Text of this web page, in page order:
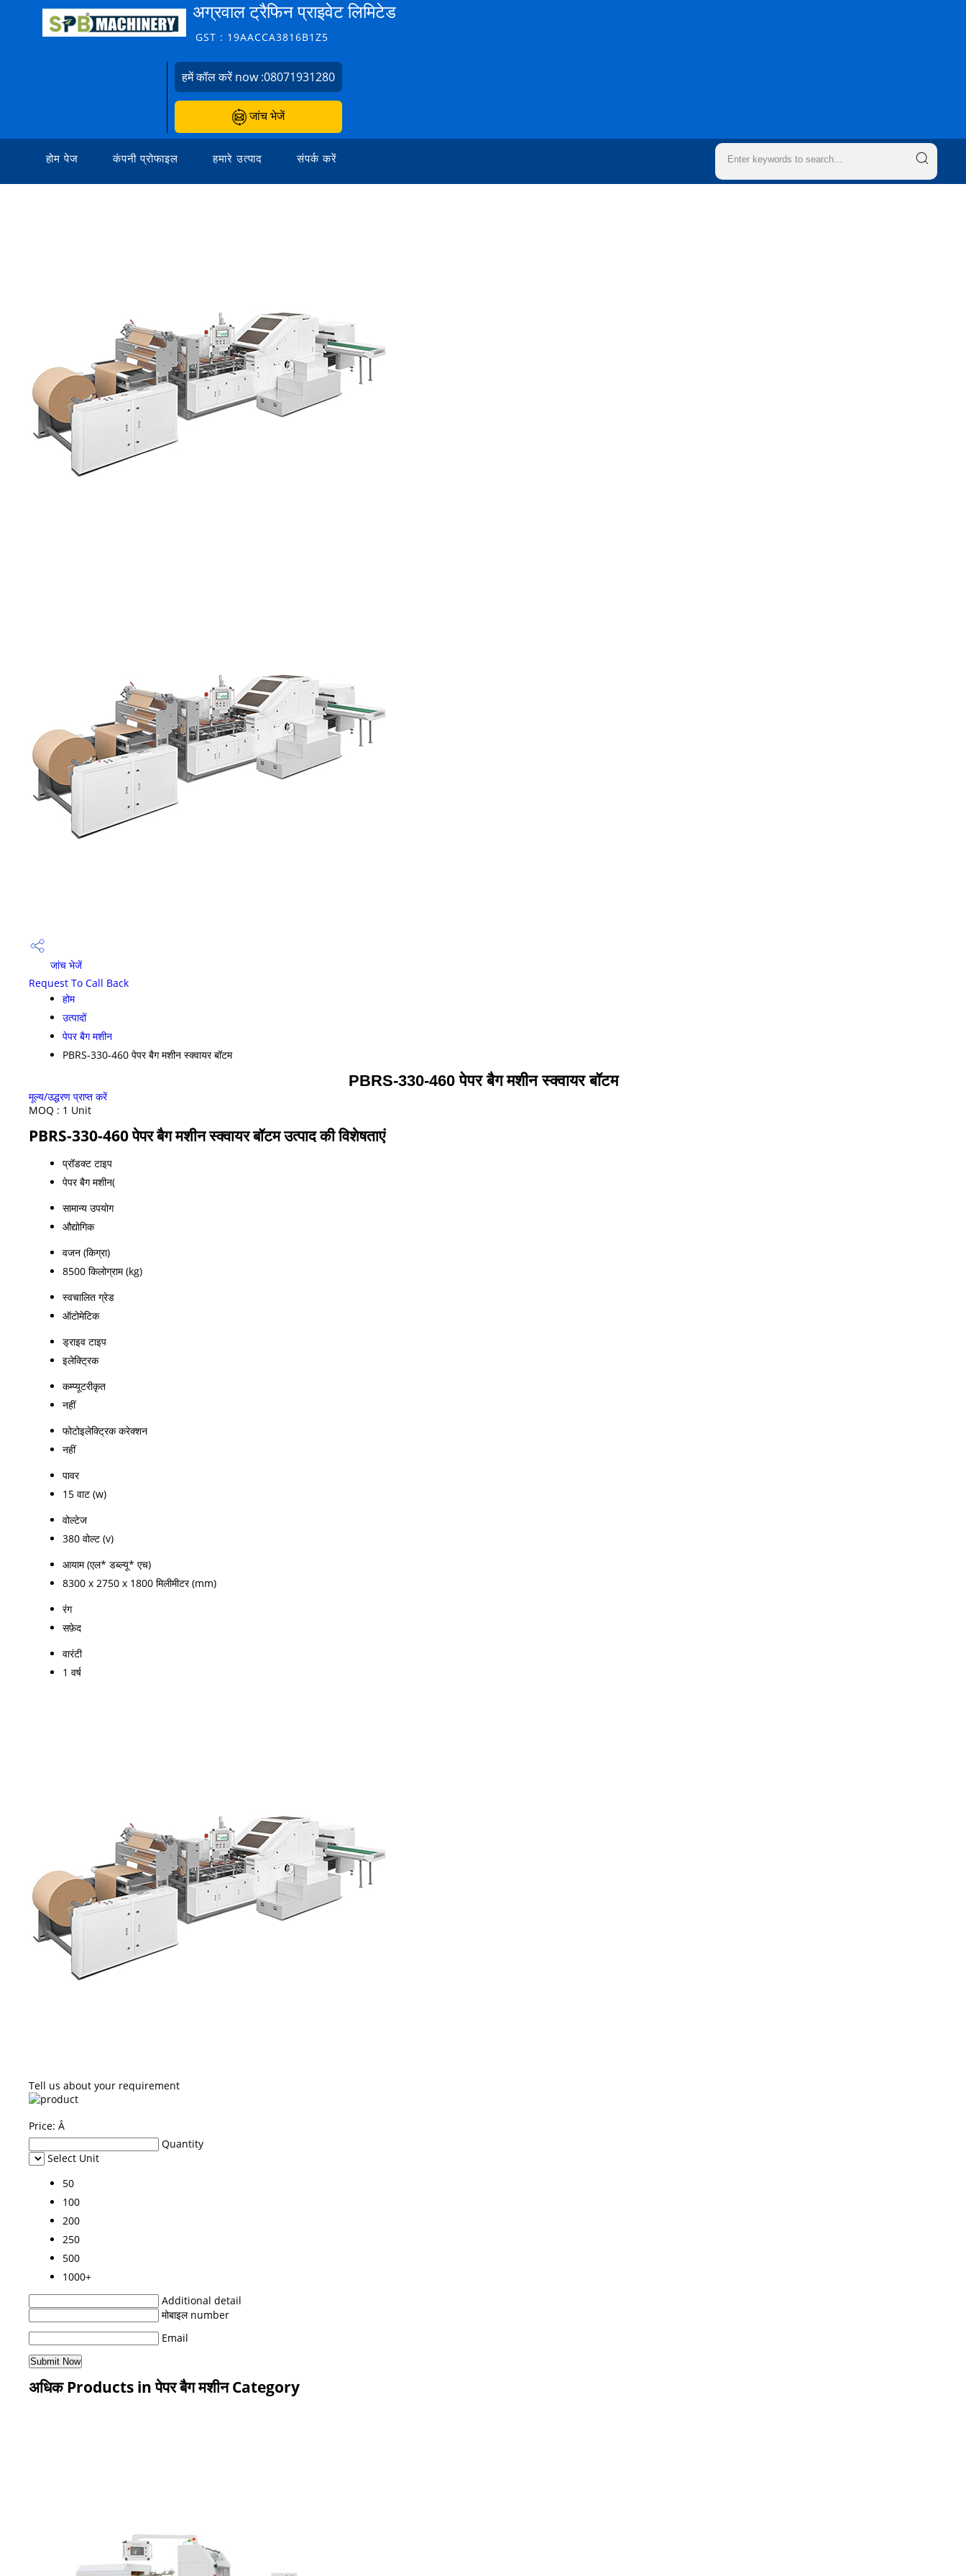
अग्रवाल ट्रैफिन प्राइवेट लिमिटेड
GST : 19AACCA3816B1Z5
हमें कॉल करें now :08071931280
जांच भेजें
होम पेज कंपनी प्रोफाइल हमारे उत्पाद संपर्क करें
जांच भेजें
Request To Call Back
होम
उत्पादों
पेपर बैग मशीन
PBRS-330-460 पेपर बैग मशीन स्क्वायर बॉटम
PBRS-330-460 पेपर बैग मशीन स्क्वायर बॉटम
मूल्य/उद्धरण प्राप्त करें
MOQ : 1 Unit
PBRS-330-460 पेपर बैग मशीन स्क्वायर बॉटम उत्पाद की विशेषताएं
प्रॉडक्ट टाइप
पेपर बैग मशीन(
सामान्य उपयोग
औद्योगिक
वजन (किग्रा)
8500 किलोग्राम (kg)
स्वचालित ग्रेड
ऑटोमेटिक
ड्राइव टाइप
इलेक्ट्रिक
कम्प्यूटरीकृत
नहीं
फोटोइलेक्ट्रिक करेक्शन
नहीं
पावर
15 वाट (w)
वोल्टेज
380 वोल्ट (v)
आयाम (एल* डब्ल्यू* एच)
8300 x 2750 x 1800 मिलीमीटर (mm)
रंग
सफ़ेद
वारंटी
1 वर्ष
Tell us about your requirement
Price: Â
Quantity
Select Unit
50
100
200
250
500
1000+
Additional detail
मोबाइल number
Email
अधिक Products in पेपर बैग मशीन Category